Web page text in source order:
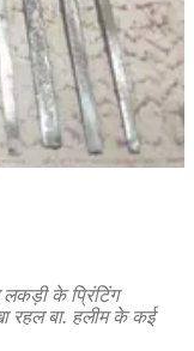
के प्रिंटिंग
रहल बा. हलीम के कई